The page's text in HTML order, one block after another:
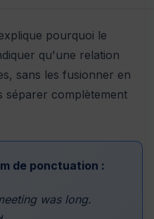
pourquoi le
qu'une relation
sans les fusionner en
séparer complètement
de ponctuation :
was long.